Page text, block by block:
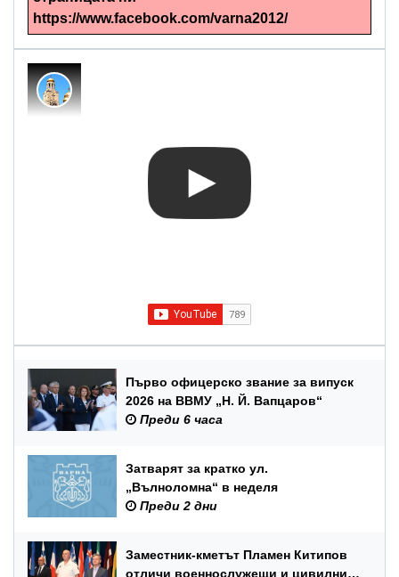
https://www.facebook.com/varna2012/
Първо офицерско звание за випуск
2026 на ВВМУ „Н. Й. Вапцаров“
Преди 6 часа
Затварят за кратко ул.
„Вълноломна“ в неделя
Преди 2 дни
Заместник-кметът Пламен Китипов
отличи военнослужещи и цивилни